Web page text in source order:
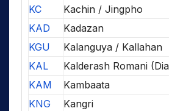
KC
Kachin / Jingpho
KAD
Kadazan
KGU
Kalanguya / Kallahan
KAL
Kalderash Romani
KAM
Kambaata
KNG
Kangri